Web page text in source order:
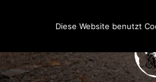
Diese Website benutzt